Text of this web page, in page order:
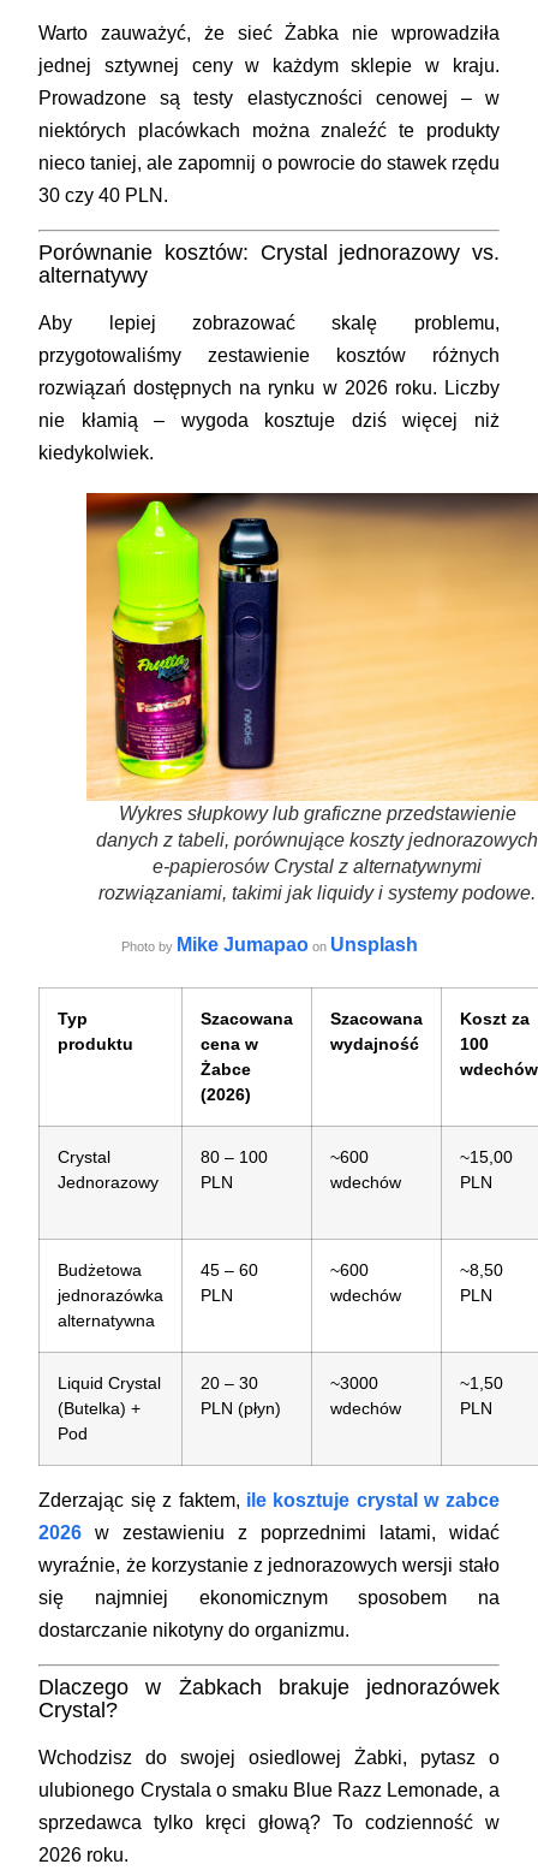
Warto zauważyć, że sieć Żabka nie wprowadziła
jednej sztywnej ceny w każdym sklepie w kraju.
Prowadzone są testy elastyczności cenowej – w
niektórych placówkach można znaleźć te produkty
nieco taniej, ale zapomnij o powrocie do stawek rzędu
30 czy 40 PLN.
Porównanie kosztów: Crystal jednorazowy vs.
alternatywy
Aby lepiej zobrazować skalę problemu,
przygotowaliśmy zestawienie kosztów różnych
rozwiązań dostępnych na rynku w 2026 roku. Liczby
nie kłamią – wygoda kosztuje dziś więcej niż
kiedykolwiek.
Wykres słupkowy lub graficzne przedstawienie
danych z tabeli, porównujące koszty jednorazowych
e-papierosów Crystal z alternatywnymi
rozwiązaniami, takimi jak liquidy i systemy podowe.
Photo by Mike Jumapaoon Unsplash
Typ
produktu
Szacowana
cena w
Żabce
(2026)
Szacowana
wydajność
Koszt za
100
wdechów
Crystal
Jednorazowy
80 – 100
PLN
~600
wdechów
~15,00
PLN
Budżetowa
jednorazówka
alternatywna
45 – 60
PLN
~600
wdechów
~8,50
PLN
Liquid Crystal
(Butelka) +
Pod
20 – 30
PLN (płyn)
~3000
wdechów
~1,50
PLN
Zderzając się z faktem, ile kosztuje crystal w zabce
2026 w zestawieniu z poprzednimi latami, widać
wyraźnie, że korzystanie z jednorazowych wersji stało
się najmniej ekonomicznym sposobem na
dostarczanie nikotyny do organizmu.
Dlaczego w Żabkach brakuje jednorazówek
Crystal?
Wchodzisz do swojej osiedlowej Żabki, pytasz o
ulubionego Crystala o smaku Blue Razz Lemonade, a
sprzedawca tylko kręci głową? To codzienność w
2026 roku.